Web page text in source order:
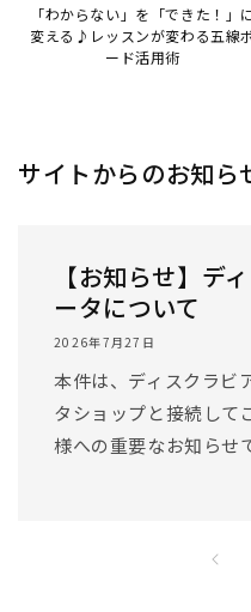
「わからない」を「できた！」に
変える♪レッスンが変わる五線
ード活用術
サイトからのお知ら
【お知らせ】デ
ータについて
2026年7月27日
本件は、ディスクラビ
タショップと接続して
様への重要なお知らせ